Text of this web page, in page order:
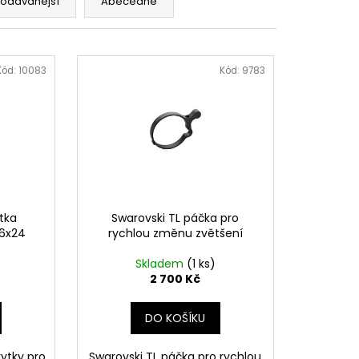
10083
Swarovski TL páčka pro
rychlou změnu zvětšení
Skladem (1 ks)
2 700 Kč
DO KOŠÍKU
Kód: 9783